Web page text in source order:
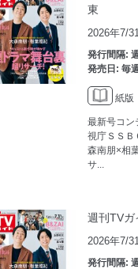
東
2026年7/
発行間隔:
発売日: 毎
紙版
最新号コ
視庁ＳＳ
森南朋×相
サ...
週刊TVガ
2026年7/
発行間隔: